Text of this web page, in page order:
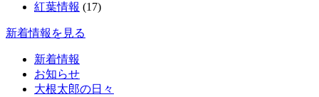
紅葉情報 (17)
新着情報を見る
新着情報
お知らせ
大根太郎の日々